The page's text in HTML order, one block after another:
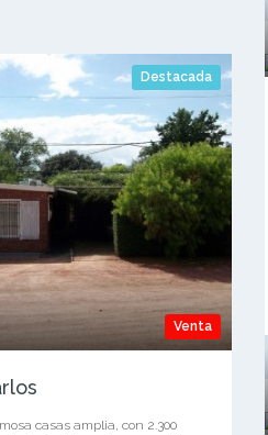
Destacada
Venta
casas amplia, con 2.300